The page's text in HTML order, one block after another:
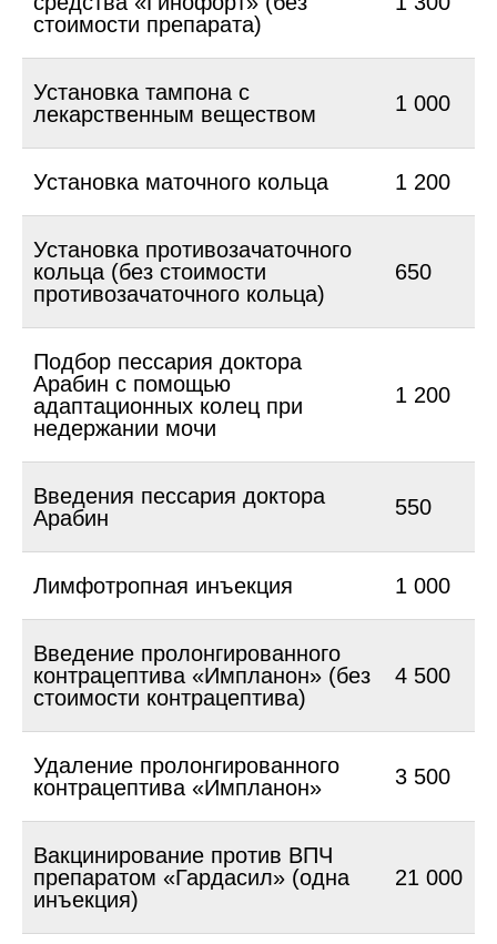
стоимости препарата)
Установка тампона с
лекарственным веществом
1 000
Установка маточного кольца 1 200
Установка противозачаточного
кольца (без стоимости
противозачаточного кольца)
650
Подбор пессария доктора
Арабин с помощью
адаптационных колец при
недержании мочи
1 200
Введения пессария доктора
Арабин
550
Лимфотропная инъекция 1 000
Введение пролонгированного
контрацептива «Импланон» (без
стоимости контрацептива)
4 500
Удаление пролонгированного
контрацептива «Импланон»
3 500
Вакцинирование против ВПЧ
препаратом «Гардасил» (одна
инъекция)
21 000